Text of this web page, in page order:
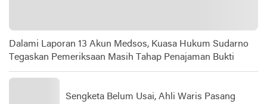
Dalami Laporan 13 Akun Medsos, Kuasa Hukum Sudarno
Tegaskan Pemeriksaan Masih Tahap Penajaman Bukti
Sengketa Belum Usai, Ahli Waris Pasang